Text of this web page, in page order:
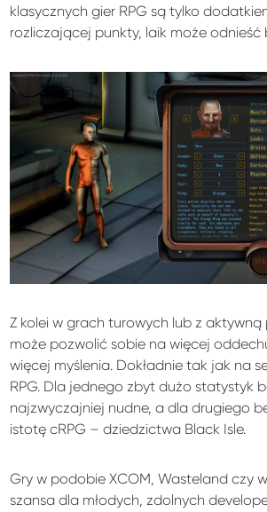
klasycznych gier RPG są tylko
rozliczającej punkty, laik może odnieść
Z kolei w grach turowych lub z
może pozwolić sobie na więcej
więcej myślenia. Dokładnie tak jak na
RPG. Dla jednego zbyt dużo statystyk
najzwyczajniej nudne, a dla drugiego
istotę cRPG – dziedzictwa Black Isle.
Gry w podobie XCOM, Wasteland czy
szansa dla młodych, zdolnych